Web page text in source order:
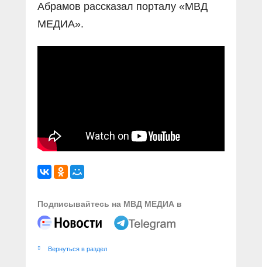
Абрамов рассказал порталу «МВД
МЕДИА».
Подписывайтесь на МВД МЕДИА в
Вернуться в раздел